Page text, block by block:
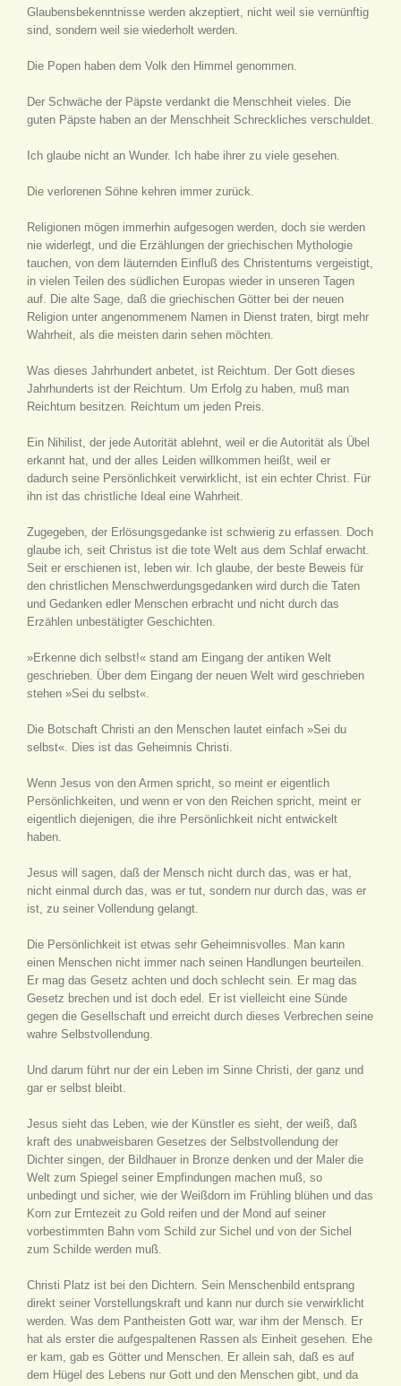
Glaubensbekenntnisse werden akzeptiert, nicht weil sie vernünftig
sind, sondern weil sie wiederholt werden.
Die Popen haben dem Volk den Himmel genommen.
Der Schwäche der Päpste verdankt die Menschheit vieles. Die
guten Päpste haben an der Menschheit Schreckliches verschuldet.
Ich glaube nicht an Wunder. Ich habe ihrer zu viele gesehen.
Die verlorenen Söhne kehren immer zurück.
Religionen mögen immerhin aufgesogen werden, doch sie werden
nie widerlegt, und die Erzählungen der griechischen Mythologie
tauchen, von dem läuternden Einfluß des Christentums vergeistigt,
in vielen Teilen des südlichen Europas wieder in unseren Tagen
auf. Die alte Sage, daß die griechischen Götter bei der neuen
Religion unter angenommenem Namen in Dienst traten, birgt mehr
Wahrheit, als die meisten darin sehen möchten.
Was dieses Jahrhundert anbetet, ist Reichtum. Der Gott dieses
Jahrhunderts ist der Reichtum. Um Erfolg zu haben, muß man
Reichtum besitzen. Reichtum um jeden Preis.
Ein Nihilist, der jede Autorität ablehnt, weil er die Autorität als Übel
erkannt hat, und der alles Leiden willkommen heißt, weil er
dadurch seine Persönlichkeit verwirklicht, ist ein echter Christ. Für
ihn ist das christliche Ideal eine Wahrheit.
Zugegeben, der Erlösungsgedanke ist schwierig zu erfassen. Doch
glaube ich, seit Christus ist die tote Welt aus dem Schlaf erwacht.
Seit er erschienen ist, leben wir. Ich glaube, der beste Beweis für
den christlichen Menschwerdungsgedanken wird durch die Taten
und Gedanken edler Menschen erbracht und nicht durch das
Erzählen unbestätigter Geschichten.
»Erkenne dich selbst!« stand am Eingang der antiken Welt
geschrieben. Über dem Eingang der neuen Welt wird geschrieben
stehen »Sei du selbst«.
Die Botschaft Christi an den Menschen lautet einfach »Sei du
selbst«. Dies ist das Geheimnis Christi.
Wenn Jesus von den Armen spricht, so meint er eigentlich
Persönlichkeiten, und wenn er von den Reichen spricht, meint er
eigentlich diejenigen, die ihre Persönlichkeit nicht entwickelt
haben.
Jesus will sagen, daß der Mensch nicht durch das, was er hat,
nicht einmal durch das, was er tut, sondern nur durch das, was er
ist, zu seiner Vollendung gelangt.
Die Persönlichkeit ist etwas sehr Geheimnisvolles. Man kann
einen Menschen nicht immer nach seinen Handlungen beurteilen.
Er mag das Gesetz achten und doch schlecht sein. Er mag das
Gesetz brechen und ist doch edel. Er ist vielleicht eine Sünde
gegen die Gesellschaft und erreicht durch dieses Verbrechen seine
wahre Selbstvollendung.
Und darum führt nur der ein Leben im Sinne Christi, der ganz und
gar er selbst bleibt.
Jesus sieht das Leben, wie der Künstler es sieht, der weiß, daß
kraft des unabweisbaren Gesetzes der Selbstvollendung der
Dichter singen, der Bildhauer in Bronze denken und der Maler die
Welt zum Spiegel seiner Empfindungen machen muß, so
unbedingt und sicher, wie der Weißdorn im Frühling blühen und das
Korn zur Erntezeit zu Gold reifen und der Mond auf seiner
vorbestimmten Bahn vom Schild zur Sichel und von der Sichel
zum Schilde werden muß.
Christi Platz ist bei den Dichtern. Sein Menschenbild entsprang
direkt seiner Vorstellungskraft und kann nur durch sie verwirklicht
werden. Was dem Pantheisten Gott war, war ihm der Mensch. Er
hat als erster die aufgespaltenen Rassen als Einheit gesehen. Ehe
er kam, gab es Götter und Menschen. Er allein sah, daß es auf
dem Hügel des Lebens nur Gott und den Menschen gibt, und da